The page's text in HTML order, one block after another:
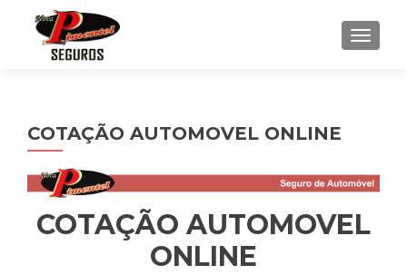
COTAÇÃO AUTOMOVEL ONLINE
COTAÇÃO AUTOMOVEL
ONLINE